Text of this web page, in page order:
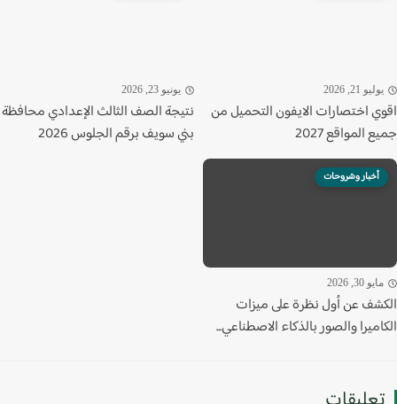
21, 2026
اختصارات الايفون التحميل من
2027
يونيو 23, 2026
نتيجة الصف الثالث الإعدادي محافظة
بني سويف برقم الجلوس 2026
أخبار وشروحات
30, 2026
عن أول نظرة على ميزات
والصور بالذكاء الاصطناعي...